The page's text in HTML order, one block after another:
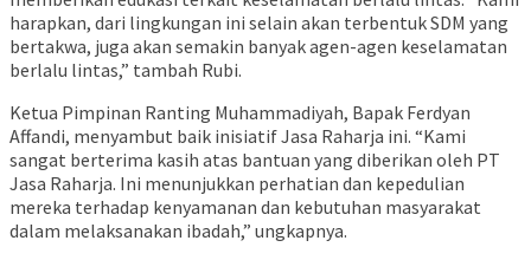
harapkan, dari lingkungan ini selain akan terbentuk SDM yang
bertakwa, juga akan semakin banyak agen-agen keselamatan
berlalu lintas,” tambah Rubi.
Ketua Pimpinan Ranting Muhammadiyah, Bapak Ferdyan
Affandi, menyambut baik inisiatif Jasa Raharja ini. “Kami
sangat berterima kasih atas bantuan yang diberikan oleh PT
Jasa Raharja. Ini menunjukkan perhatian dan kepedulian
mereka terhadap kenyamanan dan kebutuhan masyarakat
dalam melaksanakan ibadah,” ungkapnya.